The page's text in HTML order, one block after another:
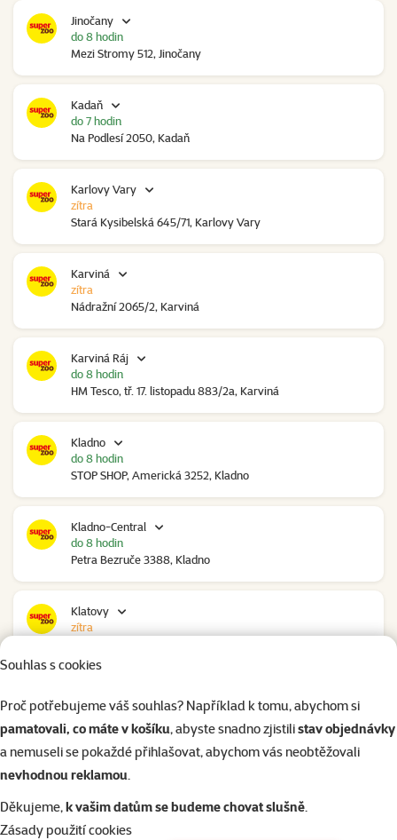
Souhlas s cookies
Proč potřebujeme váš souhlas? Například k tomu, abychom si
pamatovali, co máte v košíku, abyste snadno zjistilistav objednávky
a nemuseli se pokaždé přihlašovat, abychom vás neobtěžovali
nevhodnou reklamou.
Děkujeme,k vašim datům se budeme chovat slušně.
Zásady použití cookies
Jinočany
Mezi Stromy 512, Jinočany
do 8 hodin
Kadaň
Na Podlesí 2050, Kadaň
do 7 hodin
Karlovy Vary
Stará Kysibelská 645/71, Karlovy Vary
zítra
Karviná
Nádražní 2065/2, Karviná
zítra
Karviná Ráj
HM Tesco, tř. 17. listopadu 883/2a, Karviná
do 8 hodin
Kladno
STOP SHOP, Americká 3252, Kladno
do 8 hodin
Kladno-Central
Petra Bezruče 3388, Kladno
do 8 hodin
Klatovy
zítra
Polepská 979, Kolín
zítra
Kolín Ovčáry
Ovčáry 304, Ovčáry